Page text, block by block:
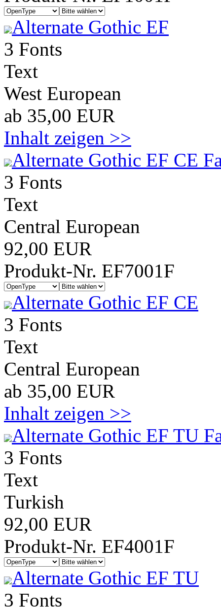
Alternate Gothic EF
3 Fonts
Text
West European
ab 35,00 EUR
Inhalt zeigen >>
Alternate Gothic EF CE
3 Fonts
Text
Central European
92,00 EUR
Produkt-Nr. EF7001F
Alternate Gothic EF CE
3 Fonts
Text
Central European
ab 35,00 EUR
Inhalt zeigen >>
Alternate Gothic EF TU
3 Fonts
Text
Turkish
92,00 EUR
Produkt-Nr. EF4001F
Alternate Gothic EF TU
3 Fonts